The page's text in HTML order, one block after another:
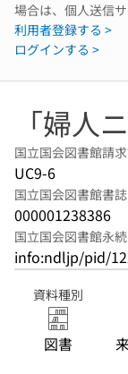
場合は、個人送信
利用者登録する >
ログインする >
「婦人
国立国会図書館請
UC9-6
国立国会図書館書
000001238386
国立国会図書館永
info:ndljp/pid/
資料種別
図書